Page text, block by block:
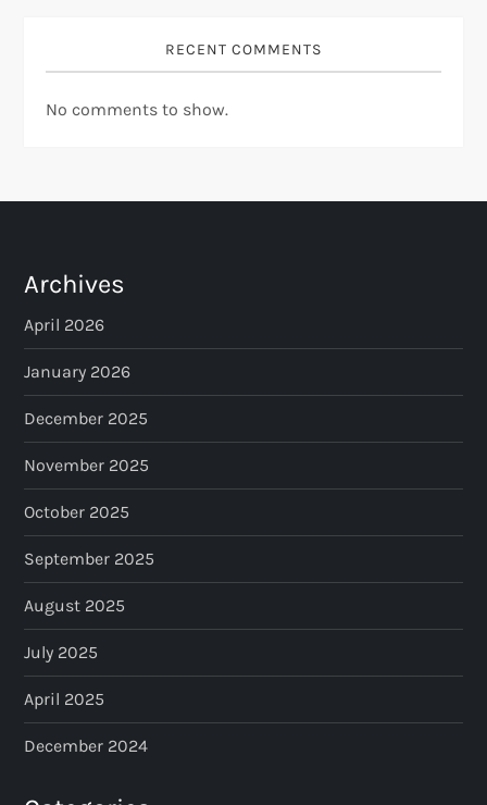
RECENT COMMENTS
No comments to show.
Archives
April 2026
January 2026
December 2025
November 2025
October 2025
September 2025
August 2025
July 2025
April 2025
December 2024